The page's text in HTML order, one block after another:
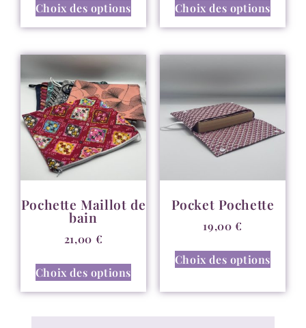
Choix des options Choix des options
Pochette Maillot de
bain
21,00 €
Choix des options
Pocket Pochette
19,00 €
Choix des options